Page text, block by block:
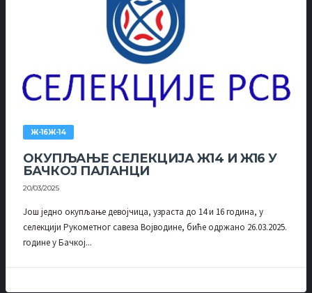
Ж-16Ж-14
ОКУПЉАЊЕ СЕЛЕКЦИЈА Ж14 И Ж16 У
БАЧКОЈ ПАЛАНЦИ
20/03/2025
Још једно окупљање девојчица, узраста до 14 и 16 година, у
селекцији Рукометног савеза Војводине, биће одржано 26.03.2025.
године у Бачкој...